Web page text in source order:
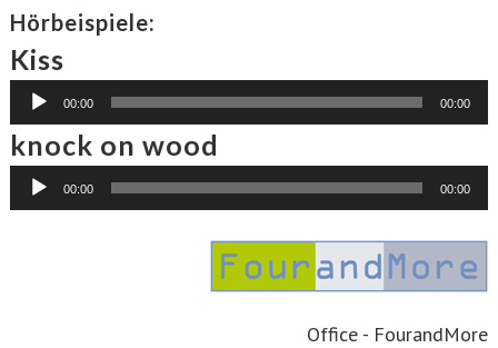
Hörbeispiele:
Kiss
Audio-
Player
00:00 00:00
knock on wood
Audio-
Player
00:00 00:00
Office - FourandMore